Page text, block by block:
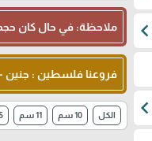
chevron_left
chevron_left
ملاحظة: في حال كان حجم
فروعنا فلسطين : جنين -
الكل 10 سم 11 سم